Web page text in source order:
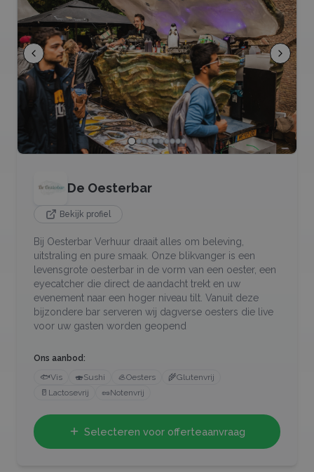
De Oesterbar
Bekijk profiel
Bij Oesterbar Verhuur draait alles om beleving,
uitstraling en pure smaak. Onze blikvanger is een
levensgrote oesterbar in de vorm van een oester, een
eyecatcher die direct de aandacht trekt en uw
evenement naar een hoger niveau tilt. Vanuit deze
bijzondere bar serveren wij dagverse oesters die live
voor uw gasten worden geopend
Ons aanbod:
🐟Vis 🍣Sushi 🦪Oesters 🌾Glutenvrij
🥛 Lactosevrij 🥜Notenvrij
Selecteren voor offerteaanvraag